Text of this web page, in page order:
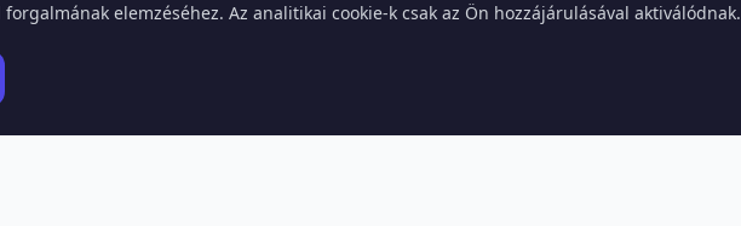
elemzéséhez. Az analitikai cookie-k csak az Ön hozzájárulásával aktiválódnak.